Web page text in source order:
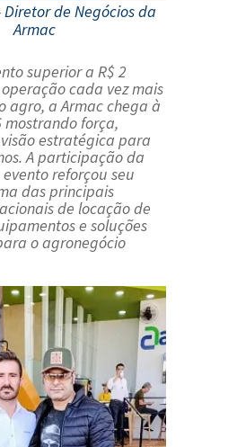
de Negócios da
Armac
superior a R$ 2
cada vez mais
agro, a Armac chega à
mostrando força,
estratégica para
A participação da
reforçou seu
das principais
de locação de
e soluções
o agronegócio